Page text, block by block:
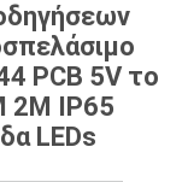
PCB 5V το
2M IP65
LEDs